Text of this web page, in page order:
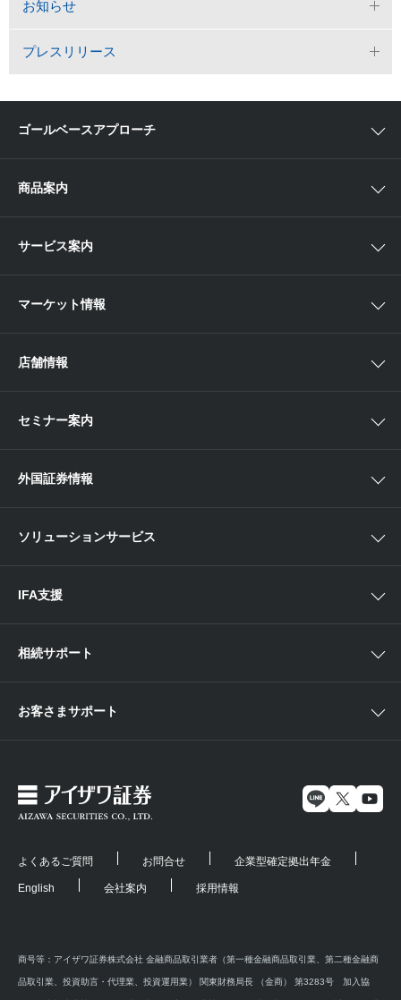
お知らせ
プレスリリース
ゴールベースアプローチ
αポート
商品案内
欧米株
ETF・ETN・REIT
ラップサービス
新商品情報
サービス案内
取引ツール
各種お手続き
便利なサービス
当社サービスのご利用にあたって
マーケット情報
店舗情報
近畿
セミナー案内
外国証券情報
ソリューションサービス
IFA支援
相続サポート
お客さまサポート
よくあるご質問 お問合せ 企業型確定拠出年金
English 会社案内 採用情報
商号等：アイザワ証券株式会社 金融商品取引業者（第一種金融商品取引業、第二種金融商
品取引業、投資助言・代理業、投資運用業） 関東財務局長 （金商） 第3283号 加入協